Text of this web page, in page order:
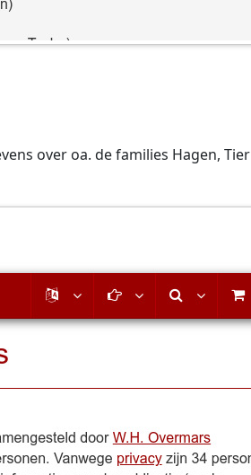
over oa. de families Hagen,